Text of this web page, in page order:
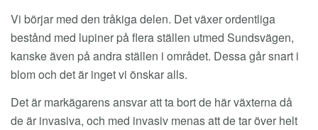
Vi börjar med den tråkiga delen. Det växer ordentliga
bestånd med lupiner på flera ställen utmed Sundsvägen,
kanske även på andra ställen i området. Dessa går snart i
blom och det är inget vi önskar alls.
Det är markägarens ansvar att ta bort de här växterna då
de är invasiva, och med invasiv menas att de tar över helt